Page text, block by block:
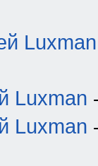
Luxman
Luxman
Luxman